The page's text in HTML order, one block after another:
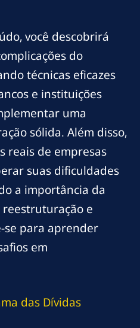
você descobrirá
do
técnicas eficazes
e instituições
uma
sólida. Além disso,
reais de empresas
suas dificuldades
a importância da
e
se para aprender
em
das Dívidas